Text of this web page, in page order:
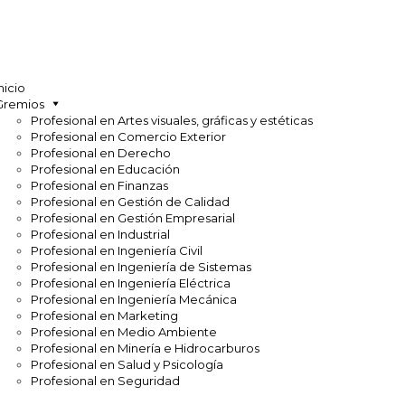
Profesional en Artes visuales, gráficas y estéticas
Profesional en Comercio Exterior
Profesional en Derecho
Profesional en Educación
Profesional en Finanzas
Profesional en Gestión de Calidad
Profesional en Gestión Empresarial
Profesional en Industrial
Profesional en Ingeniería Civil
Profesional en Ingeniería de Sistemas
Profesional en Ingeniería Eléctrica
Profesional en Ingeniería Mecánica
Profesional en Marketing
Profesional en Medio Ambiente
Profesional en Minería e Hidrocarburos
Profesional en Salud y Psicología
Profesional en Seguridad